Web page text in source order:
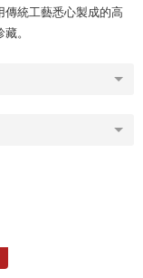
傳統工藝悉心製成的高
。